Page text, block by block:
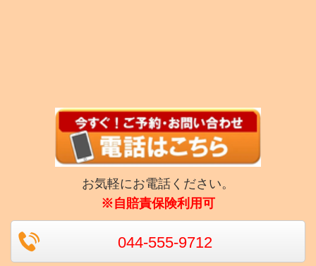
お気軽にお電話ください。
※自賠責保険利用可
044-555-9712